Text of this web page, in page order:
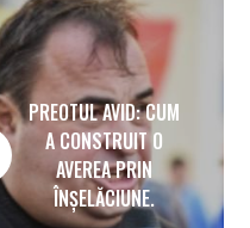
PREOTUL AVID: CUM
A CONSTRUIT O
AVEREA PRIN
ÎNȘELĂCIUNE.